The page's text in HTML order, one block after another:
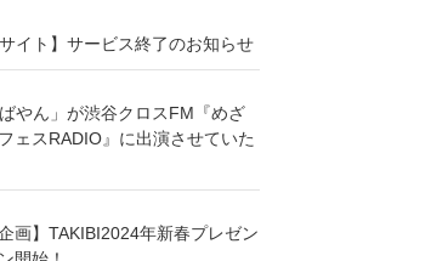
サイト】サービス終了のお知らせ
やん」が渋谷クロスFM『めざ
ェスRADIO』に出演させていた
画】TAKIBI2024年新春プレゼン